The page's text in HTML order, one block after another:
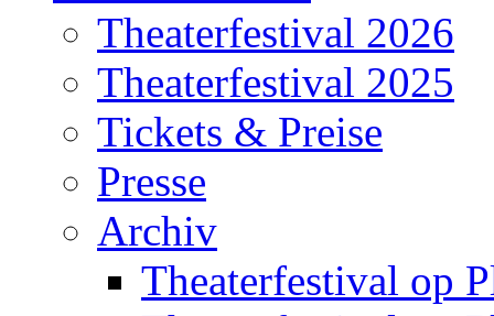
Theaterfestival 2026
Theaterfestival 2025
Tickets & Preise
Presse
Archiv
Theaterfestival op